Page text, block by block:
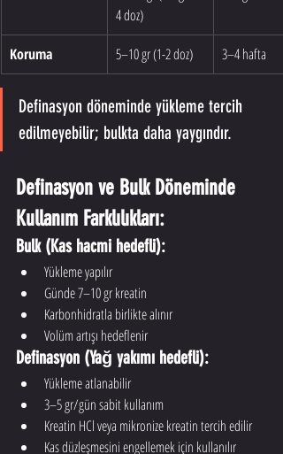
4 doz)
Koruma 5–10 gr (1-2 doz) 3–4 hafta
Definasyon döneminde yükleme tercih
edilmeyebilir; bulkta daha yaygındır.
Definasyon ve Bulk Döneminde
Kullanım Farklılıkları:
Bulk (Kas hacmi hedefli):
Yükleme yapılır
Günde 7–10 gr kreatin
Karbonhidratla birlikte alınır
Volüm artışı hedeflenir
Definasyon (Yağ yakımı hedefli):
Yükleme atlanabilir
3–5 gr/gün sabit kullanım
Kreatin HCl veya mikronize kreatin tercih edilir
Kas düzleşmesini engellemek için kullanılır